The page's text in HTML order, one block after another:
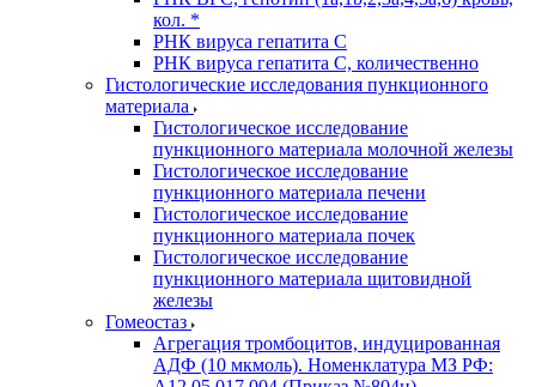
кол. *
РНК вируса гепатита C
РНК вируса гепатита C, количественно
Гистологические исследования пункционного
материала
Гистологическое исследование
пункционного материала молочной железы
Гистологическое исследование
пункционного материала печени
Гистологическое исследование
пункционного материала почек
Гистологическое исследование
пункционного материала щитовидной
железы
Гомеостаз
Агрегация тромбоцитов, индуцированная
АДФ (10 мкмоль). Номенклатура МЗ РФ: